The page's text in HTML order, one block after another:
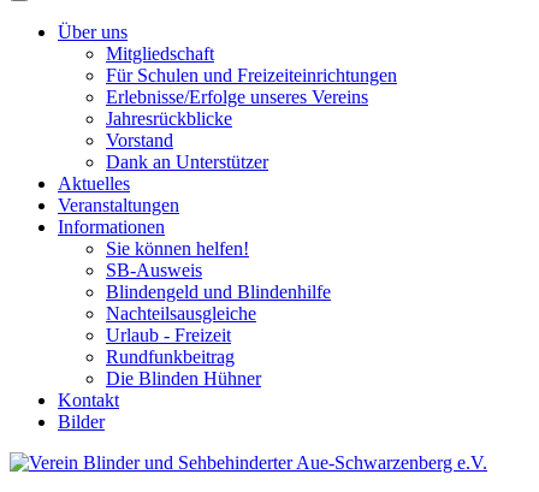
Über uns
Mitgliedschaft
Für Schulen und Freizeiteinrichtungen
Erlebnisse/Erfolge unseres Vereins
Jahresrückblicke
Vorstand
Dank an Unterstützer
Aktuelles
Veranstaltungen
Informationen
Sie können helfen!
SB-Ausweis
Blindengeld und Blindenhilfe
Nachteilsausgleiche
Urlaub - Freizeit
Rundfunkbeitrag
Die Blinden Hühner
Kontakt
Bilder